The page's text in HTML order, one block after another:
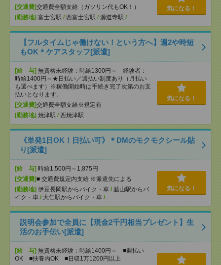
[交通費]交通費全額支給（ガソリン代もOK！）
[勤務地] 富士宮駅 / 西富士宮駅 / 源道寺駅 / …
気になる！
【フルタイムじゃ働けない！という方へ】週2や時短
もOK＊ケアスタッフ[派遣]
[給 与] 無資格未経験：時給1300円～ 経験者：
時給1400円～★日払い／週払い制度あり（月払い
も選べます）※稼働開始時は手続き完了次第のお支
払いとなります。
[交通費]交通費全額支給※規定有
[勤務地] 焼津駅 / 西焼津駅
気になる！
《単発1日OK！日払い可》＊DMのモクモクシール貼
り[派遣]
[給 与] 時給1,500円～1,875円
[交通費]■ 交通費規定内支給 ※派遣先による
[勤務地] 伊豆長岡駅からバイク・車 / 韮山駅からバ
イク・車 / 大仁駅からバイク・車 / …
気になる！
説明会参加で全員に【現金2千円相当プレゼント】生
活のお手伝い[派遣]
[給 与] 無資格未経験：時給1400円～ ■週払い
OK ■扶養内OK ■日収1万1200円以上